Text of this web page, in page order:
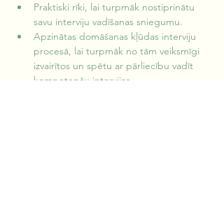
Praktiski rīki, lai turpmāk nostiprinātu
savu interviju vadīšanas sniegumu.
Apzinātas domāšanas kļūdas interviju
procesā, lai turpmāk no tām veiksmīgi
izvairītos un spētu ar pārliecību vadīt
kompetenču intervijas.